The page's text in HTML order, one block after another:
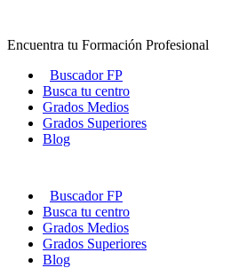
contenido
Encuentra tu Formación Profesional
Buscador FP
Busca tu centro
Grados Medios
Grados Superiores
Blog
Buscador FP
Busca tu centro
Grados Medios
Grados Superiores
Blog